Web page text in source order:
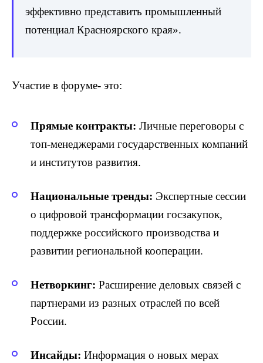
эффективно представить промышленный
потенциал Красноярского края».
Участие в форуме- это:
Прямые контракты: Личные переговоры с
топ-менеджерами государственных компаний
и институтов развития.
Национальные тренды: Экспертные сессии
о цифровой трансформации госзакупок,
поддержке российского производства и
развитии региональной кооперации.
Нетворкинг: Расширение деловых связей с
партнерами из разных отраслей по всей
России.
Инсайды: Информация о новых мерах